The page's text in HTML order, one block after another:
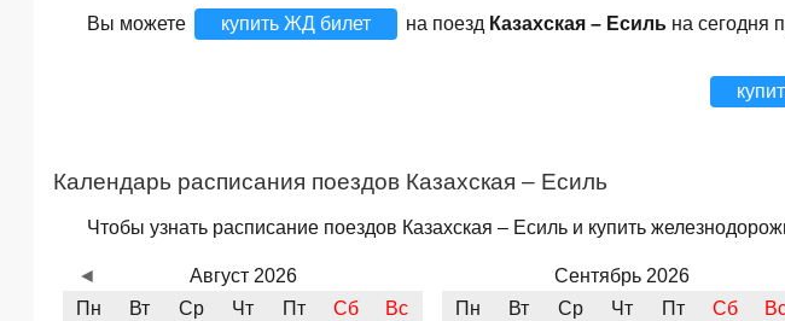
Вы можете купить ЖД билет на поезд Казахская – Есиль на сегодня
Календарь расписания поездов Казахская – Есиль
Чтобы узнать расписание поездов Казахская – Есиль и купить
Август 2026
Пн
Вт Ср Чт Пт Сб
Вс
Сентябрь 2026
Пн
Вт Ср Чт Пт Сб
◄